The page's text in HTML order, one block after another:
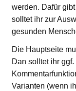
werden. Dafür
solltet ihr zur
gesunden
Die Hauptseite
Dan solltet ihr
Varianten (wenn